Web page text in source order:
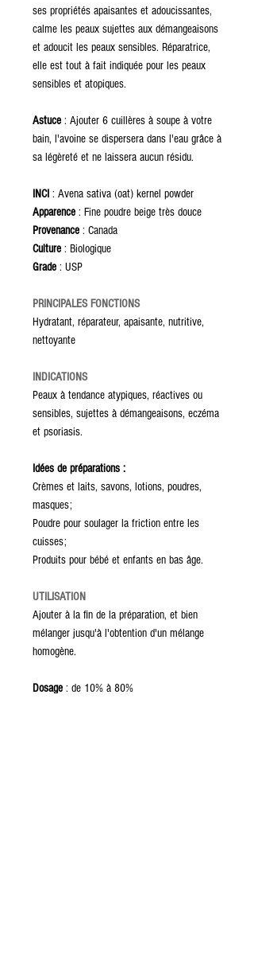
ses propriétés apaisantes et adoucissantes,
calme les peaux sujettes aux démangeaisons
et adoucit les peaux sensibles. Réparatrice,
elle est tout à fait indiquée pour les peaux
sensibles et atopiques.
Astuce : Ajouter 6 cuillères à soupe à votre
bain, l'avoine se dispersera dans l'eau grâce à
sa légèreté et ne laissera aucun résidu.
INCI : Avena sativa (oat) kernel powder
Apparence : Fine poudre beige très douce
Provenance : Canada
Culture : Biologique
Grade : USP
PRINCIPALES FONCTIONS
Hydratant, réparateur, apaisante, nutritive,
nettoyante
INDICATIONS
Peaux à tendance atypiques, réactives ou
sensibles, sujettes à démangeaisons, eczéma
et psoriasis.
Idées de préparations :
Crèmes et laits, savons, lotions, poudres,
masques;
Poudre pour soulager la friction entre les
cuisses;
Produits pour bébé et enfants en bas âge.
UTILISATION
Ajouter à la fin de la préparation, et bien
mélanger jusqu'à l'obtention d'un mélange
homogène.
Dosage : de 10% à 80%